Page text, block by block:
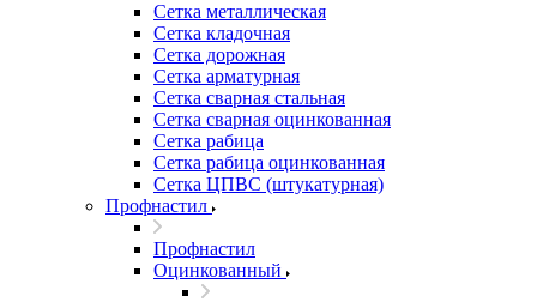
Сетка металлическая
Сетка кладочная
Сетка дорожная
Сетка арматурная
Сетка сварная стальная
Сетка сварная оцинкованная
Сетка рабица
Сетка рабица оцинкованная
Сетка ЦПВС (штукатурная)
Профнастил
Профнастил
Оцинкованный